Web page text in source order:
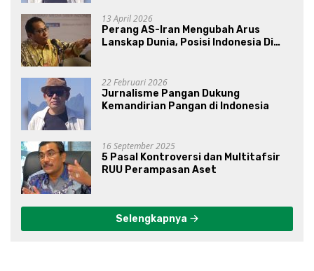
13 April 2026
Perang AS-Iran Mengubah Arus
Lanskap Dunia, Posisi Indonesia Di
22 Februari 2026
Jurnalisme Pangan Dukung
Kemandirian Pangan di Indonesia
16 September 2025
5 Pasal Kontroversi dan Multitafsir
RUU Perampasan Aset
Selengkapnya